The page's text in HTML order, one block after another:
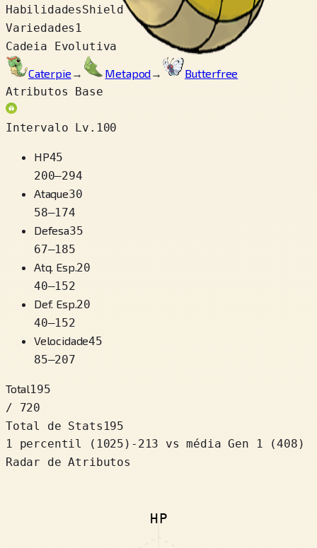
HabilidadesShield Dust
Variedades 1
Cadeia Evolutiva
Caterpie → Metapod→
Butterfree
Atributos Base
Intervalo Lv.100
HP45
200–294
Ataque30
58–174
Defesa35
67–185
Atq. Esp.20
40–152
Def. Esp.20
40–152
Velocidade45
85–207
Total195
/ 720
Total de Stats 195
1 percentil
( 1025 ) -213
vs média Gen 1 (408)
Radar de Atributos
HP